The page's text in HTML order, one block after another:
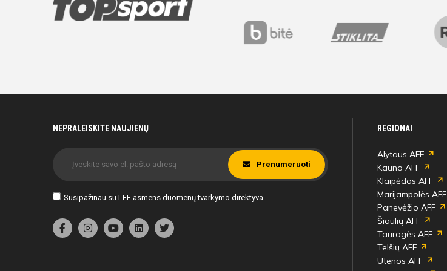
NEPRALEISKITE NAUJIENŲ
Susipažinau su LFF asmens duomenų tvarkymo direktyva
Prenumeruoti
REGIONAI
Alytaus AFF
Kauno AFF
Klaipėdos AFF
Marijampolės AFF
Panevėžio AFF
Šiaulių AFF
Tauragės AFF
Telšių AFF
Utenos AFF